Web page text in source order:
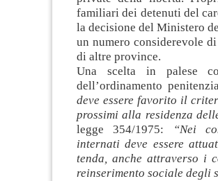
familiari dei detenuti del
la decisione del Ministero
un numero considerevole
di altre province.
Una scelta in palese
dell’ordinamento
deve essere favorito il
prossimi alla residenza
legge 354/1975:
“Nei
internati deve essere
tenda, anche attraverso i
reinserimento sociale degli